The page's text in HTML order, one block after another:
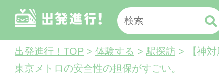
出発進行！TOP > 体験する > 駅探訪 > 【神
東京メトロの安全性の担保がすごい。